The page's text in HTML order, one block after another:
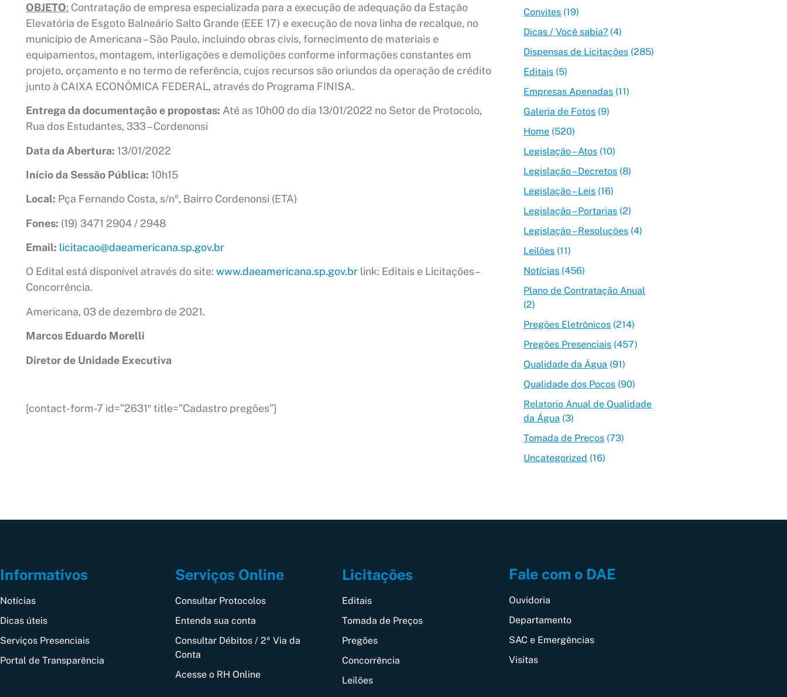
OBJETO: Contratação de empresa especializada para a execução de adequação da Estação
Elevatória de Esgoto Balneário Salto Grande (EEE 17) e execução de nova linha de recalque, no
município de Americana – São Paulo, incluindo obras civis, fornecimento de materiais e
equipamentos, montagem, interligações e demolições conforme informações constantes em
projeto, orçamento e no termo de referência, cujos recursos são oriundos da operação de crédito
junto à CAIXA ECONÔMICA FEDERAL, através do Programa FINISA.
Entrega da documentação e propostas: Até as 10h00 do dia 13/01/2022 no Setor de Protocolo,
Rua dos Estudantes, 333 – Cordenonsi
Data da Abertura: 13/01/2022
Início da Sessão Pública: 10h15
Local: Pça Fernando Costa, s/nº, Bairro Cordenonsi (ETA)
Fones: (19) 3471 2904 / 2948
Email: licitacao@daeamericana.sp.gov.br
O Edital está disponível através do site:www.daeamericana.sp.gov.br link: Editais e Licitações–
Concorrência.
Americana, 03 de dezembro de 2021.
Marcos Eduardo Morelli
Diretor de Unidade Executiva
[contact-form-7 id=”2631″ title=”Cadastro pregões”]
Convites (19)
Dicas / Você sabia? (4)
Dispensas de Licitações (285)
Editais (5)
Empresas Apenadas (11)
Galeria de Fotos (9)
Home (520)
Legislação – Atos (10)
Legislação – Decretos (8)
Legislação – Leis (16)
Legislação – Portarias (2)
Legislação – Resoluções (4)
Leilões (11)
Notícias (456)
Plano de Contratação Anual
(2)
Pregões Eletrônicos (214)
Pregões Presenciais (457)
Qualidade da Água (91)
Qualidade dos Poços (90)
Relatorio Anual de Qualidade
da Água (3)
Tomada de Preços (73)
Uncategorized (16)
Informativos
Notícias
Dicas úteis
Serviços Presenciais
Portal de Transparência
Serviços Online
Consultar Protocolos
Entenda sua conta
Consultar Débitos / 2ª Via da
Conta
Acesse o RH Online
Licitações
Editais
Tomada de Preços
Pregões
Concorrência
Leilões
Fale com o DAE
Ouvidoria
Departamento
SAC e Emergências
Visitas